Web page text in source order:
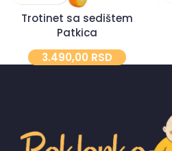
Trotinet sa sedištem
Patkica
3.490,00 RSD